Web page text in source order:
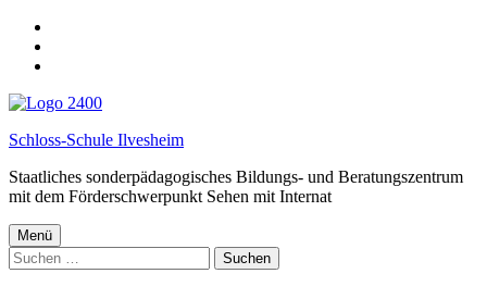
Fußzeile
Schloss-Schule Ilvesheim
Staatliches sonderpädagogisches Bildungs- und Beratungszentrum
mit dem Förderschwerpunkt Sehen mit Internat
Menü
Suchen
nach: